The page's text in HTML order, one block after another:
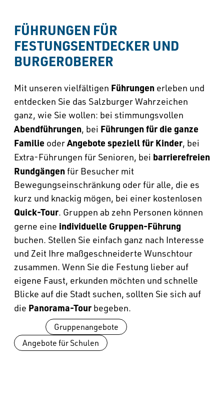
--
FÜHRUNGEN FÜR
FESTUNGSENTDECKER UND
BURGEROBERER
Mit unseren vielfältigen Führungen erleben und
entdecken Sie das Salzburger Wahrzeichen
ganz, wie Sie wollen: bei stimmungsvollen
Abendführungen, bei Führungen für die ganze
Familie oderAngebote speziell für Kinder, bei
Extra-Führungen für Senioren, bei barrierefreien
Rundgängenfür Besucher mit
Bewegungseinschränkung oder für alle, die es
kurz und knackig mögen, bei einer kostenlosen
Quick-Tour. Gruppen ab zehn Personen können
gerne eine individuelle Gruppen-Führung
buchen. Stellen Sie einfach ganz nach Interesse
und Zeit Ihre maßgeschneiderte Wunschtour
zusammen. Wenn Sie die Festung lieber auf
eigene Faust, erkunden möchten und schnelle
Blicke auf die Stadt suchen, sollten Sie sich auf
die Panorama-Tourbegeben.
Gruppenangebote
Angebote für Schulen